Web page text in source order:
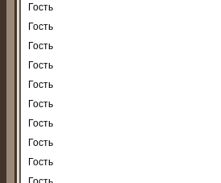
Гость
Гость
Гость
Гость
Гость
Гость
Гость
Гость
Гость